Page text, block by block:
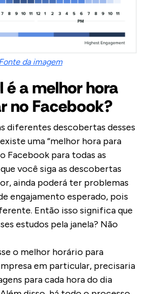
da imagem
é a melhor hora
no Facebook?
diferentes descobertas desses
uma “melhor hora para
Facebook para todas as
você siga as descobertas
ainda poderá ter problemas
engajamento esperado, pois
Então isso significa que
estudos pela janela? Não
o melhor horário para
em particular, precisaria
para cada hora do dia